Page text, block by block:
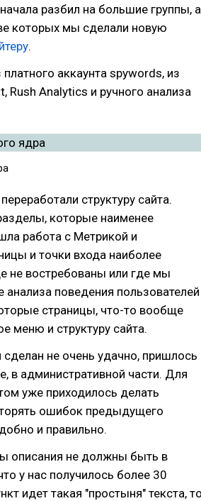
разбил на большие группы, а
которых мы сделали новую
.
аккаунта spywords, из
Rush Analytics и ручного анализа
структуру сайта.
которые наименее
работа с Метрикой и
и точки входа наиболее
не востребованы или где мы
анализа поведения пользователей
страницы, что-то вообще
меню и структуру сайта.
не очень удачно, пришлось
в административной части. Для
уже приходилось делать
ошибок предыдущего
и правильно.
описания не должны быть в
у нас получилось более 30
идет такая "простыня" текста,